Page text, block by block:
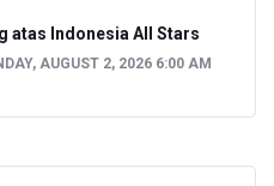
atas Indonesia All Stars
AUGUST 2, 2026 6:00 AM